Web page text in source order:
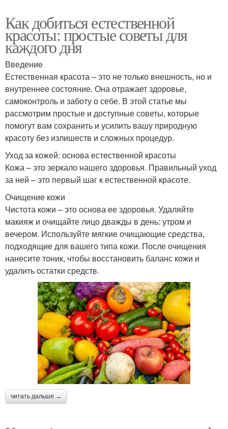
Как добиться естественной
красоты: простые советы для
каждого дня
Введение
Естественная красота – это не только внешность, но и
внутреннее состояние. Она отражает здоровье,
самоконтроль и заботу о себе. В этой статье мы
рассмотрим простые и доступные советы, которые
помогут вам сохранить и усилить вашу природную
красоту без излишеств и сложных процедур.
Уход за кожей: основа естественной красоты
Кожа – это зеркало нашего здоровья. Правильный уход
за ней – это первый шаг к естественной красоте.
Очищение кожи
Чистота кожи – это основа ее здоровья. Удаляйте
макияж и очищайте лицо дважды в день: утром и
вечером. Используйте мягкие очищающие средства,
подходящие для вашего типа кожи. После очищения
нанесите тоник, чтобы восстановить баланс кожи и
удалить остатки средств.
читать дальше →